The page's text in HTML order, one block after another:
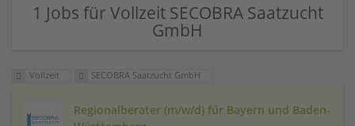
1 Jobs für Vollzeit SECOBRA Saatzucht
GmbH
Vollzeit SECOBRA Saatzucht GmbH
Regionalberater (m/w/d) für Bayern und Baden-